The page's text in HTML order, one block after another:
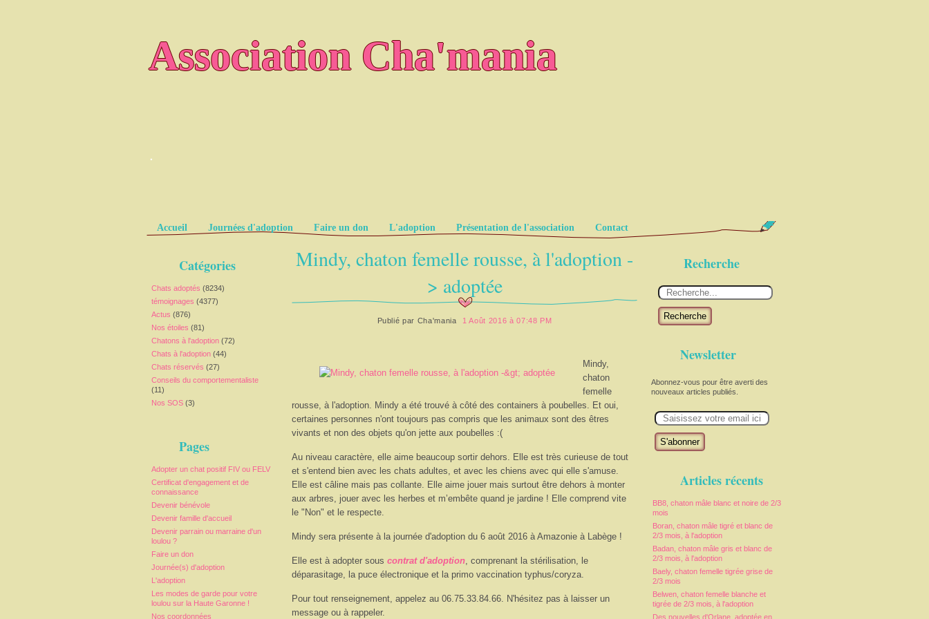
Association Cha'mania
.
Pages
Accueil Journées d'adoption Faire un don L'adoption Présentation de l'association Contact
Catégories
Chats adoptés (8234)
témoignages (4377)
Actus (876)
Nos étoiles (81)
Chatons à l'adoption (72)
Chats à l'adoption (44)
Chats réservés (27)
Conseils du comportementaliste
(11)
Nos SOS (3)
Pages
Adopter un chat positif FIV ou FELV
Certificat d'engagement et de
connaissance
Devenir bénévole
Devenir famille d'accueil
Devenir parrain ou marraine d'un
loulou ?
Faire un don
Journée(s) d'adoption
L'adoption
Les modes de garde pour votre
loulou sur la Haute Garonne !
Nos coordonnées
Recherche
Recherche
Newsletter
Abonnez-vous pour être averti des
nouveaux articles publiés.
m
Articles récents
BB8, chaton mâle blanc et noire de 2/3
mois
Boran, chaton mâle tigré et blanc de
2/3 mois, à l'adoption
Badan, chaton mâle gris et blanc de
2/3 mois, à l'adoption
Baely, chaton femelle tigrée grise de
2/3 mois
Belwen, chaton femelle blanche et
tigrée de 2/3 mois, à l'adoption
Des nouvelles d'Orlane, adoptée en
Mindy, chaton femelle rousse, à l'adoption -
> adoptée
Publié par Cha'mania 1 Août 2016 à 07:48 PM
Mindy,
chaton
femelle
rousse, à l'adoption. Mindy a été trouvé à côté des containers à poubelles. Et oui,
certaines personnes n'ont toujours pas compris que les animaux sont des êtres
vivants et non des objets qu'on jette aux poubelles :(
Au niveau caractère, elle aime beaucoup sortir dehors. Elle est très curieuse de tout
et s'entend bien avec les chats adultes, et avec les chiens avec qui elle s'amuse.
Elle est câline mais pas collante. Elle aime jouer mais surtout être dehors à monter
aux arbres, jouer avec les herbes et m’embête quand je jardine ! Elle comprend vite
le "Non" et le respecte.
Mindy sera présente à la journée d'adoption du 6 août 2016 à Amazonie à Labège !
Elle est à adopter sous contrat d'adoption, comprenant la stérilisation, le
déparasitage, la puce électronique et la primo vaccination typhus/coryza.
Pour tout renseignement, appelez au 06.75.33.84.66. N'hésitez pas à laisser un
message ou à rappeler.